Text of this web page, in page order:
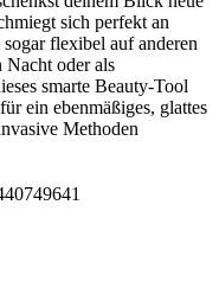
sich perfekt an
flexibel auf anderen
Nacht oder als
smarte Beauty-Tool
ein ebenmäßiges, glattes
Methoden